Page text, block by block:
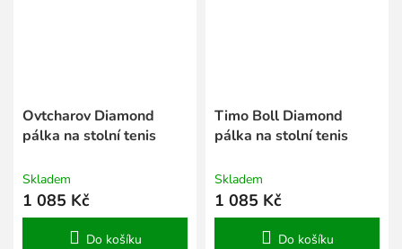
Ovtcharov Diamond
pálka na stolní tenis
Skladem
1 085 Kč
Do košíku
Timo Boll Diamond
pálka na stolní tenis
Skladem
1 085 Kč
Do košíku